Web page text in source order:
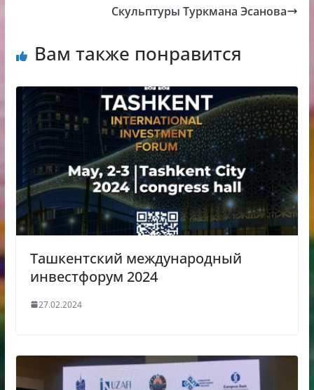
Скульптуры Туркмана Эсанова
Вам также понравится
Ташкентский международный
инвестфорум 2024
27.02.2024